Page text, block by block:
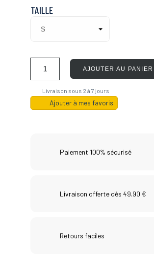
TAILLE
AJOUTER AU PANIER
Livraison sous 2 à 7 jours
Ajouter à mes favoris
Paiement 100% sécurisé
Livraison offerte dès 49.90 €
Retours faciles